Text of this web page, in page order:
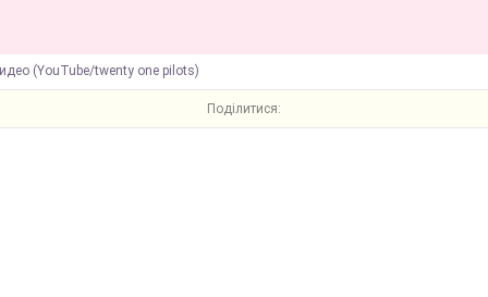
(YouTube/twenty one pilots)
Поділитися: